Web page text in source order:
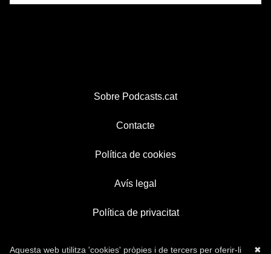
Sobre Podcasts.cat
Contacte
Política de cookies
Avís legal
Política de privacitat
✖
Aquesta web utilitza 'cookies' pròpies i de tercers per oferir-li